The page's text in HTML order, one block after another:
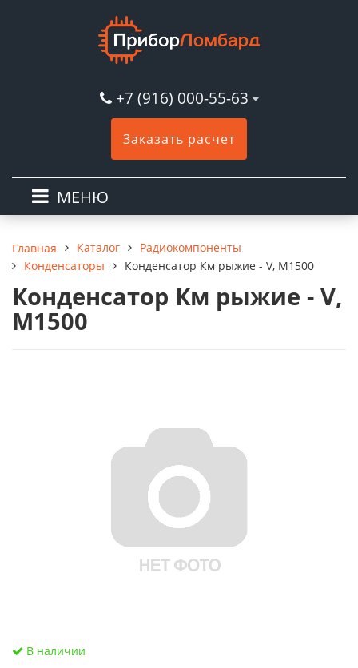
+7 (916) 000-55-63
Заказать расчет
МЕНЮ
Главная Каталог
Радиокомпоненты
Конденсаторы
Конденсатор Км рыжие - V, М1500
Конденсатор Км рыжие - V,
М1500
В наличии